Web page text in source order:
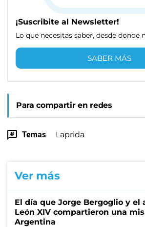
¡Suscribite al Newsletter!
Lo que necesitas saber, desde donde
SABER MÁS
Para compartir en redes
Temas Laprida
Ver más
El día que Jorge Bergoglio y el
León XIV compartieron una
Argentina